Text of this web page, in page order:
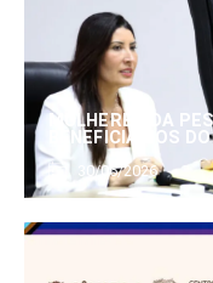
MULHERES DA
BENEFICIÁRIOS
30/06/2026